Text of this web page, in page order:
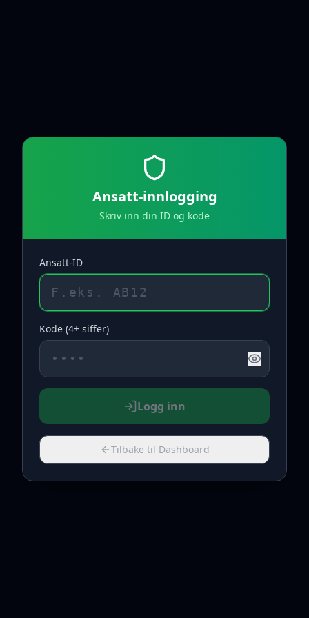
Ansatt-innlogging
Skriv inn din ID og kode
Ansatt-ID
Kode (4+ siffer)
Logg inn
Tilbake til Dashboard